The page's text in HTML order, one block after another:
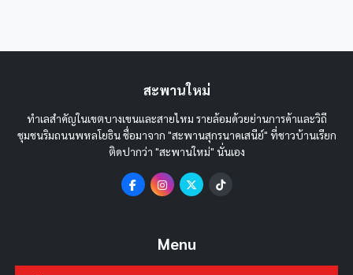
สะพานใหม่
ทำเลสำคัญในเขตบางเขนและสายไหม รายล้อมด้วยย่านการค้าและวิถี
ชุมชนริมถนนพหลโยธิน ชื่อมาจาก "สะพานสุกรนาคเสนีย์" ที่ชาวบ้านเรียก
ติดปากว่า "สะพานใหม่" นั่นเอง
Menu